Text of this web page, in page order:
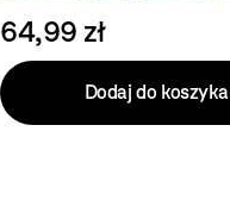
64,99 zł
Dodaj do koszyka